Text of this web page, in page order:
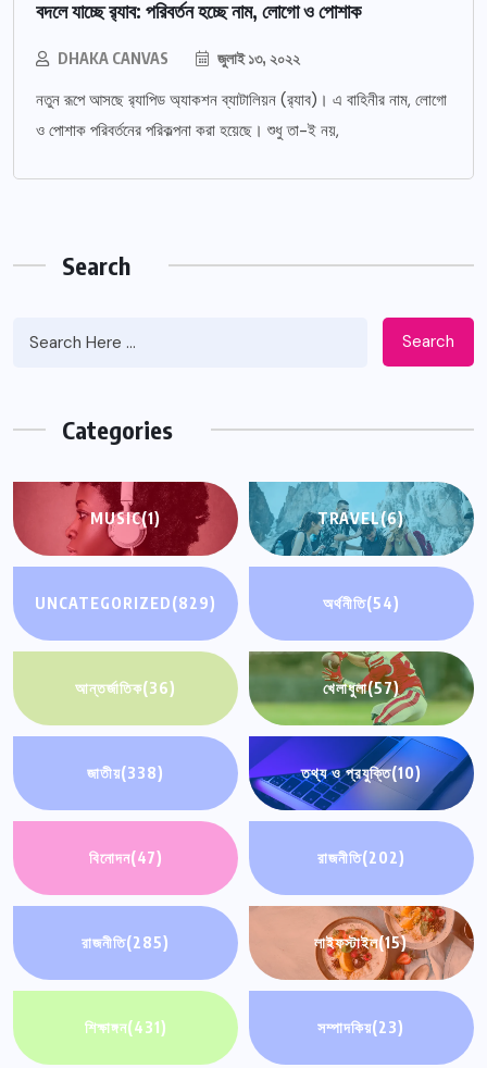
বদলে যাচ্ছে র‌্যাব: পরিবর্তন হচ্ছে নাম, লোগো ও পোশাক
DHAKA CANVAS জুলাই ১৩, ২০২২
নতুন রূপে আসছে র‌্যাপিড অ্যাকশন ব্যাটালিয়ন (র‌্যাব)। এ বাহিনীর নাম, লোগো
ও পোশাক পরিবর্তনের পরিকল্পনা করা হয়েছে। শুধু তা-ই নয়,
Search
Search
Categories
MUSIC(1) TRAVEL(6)
UNCATEGORIZED(829) অর্থনীতি(54)
আন্তর্জাতিক(36) খেলাধুলা(57)
জাতীয়(338) তথ্য ও প্রযুক্তি(10)
বিনোদন(47) রাজনীতি(202)
রাজনীতি(285) লাইফস্টাইল(15)
শিক্ষাঙ্গন(431) সম্পাদকিয়(23)